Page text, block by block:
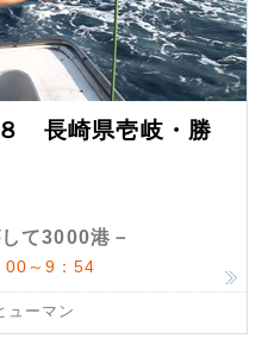
長崎県壱岐・勝
て3000港－
00～9：54
ューマン